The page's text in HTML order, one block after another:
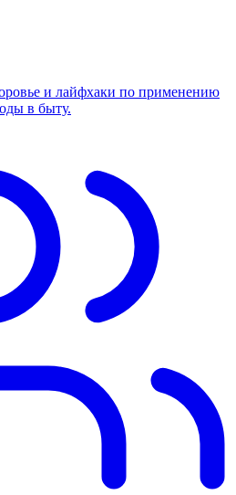
и лайфхаки по применению
в быту.